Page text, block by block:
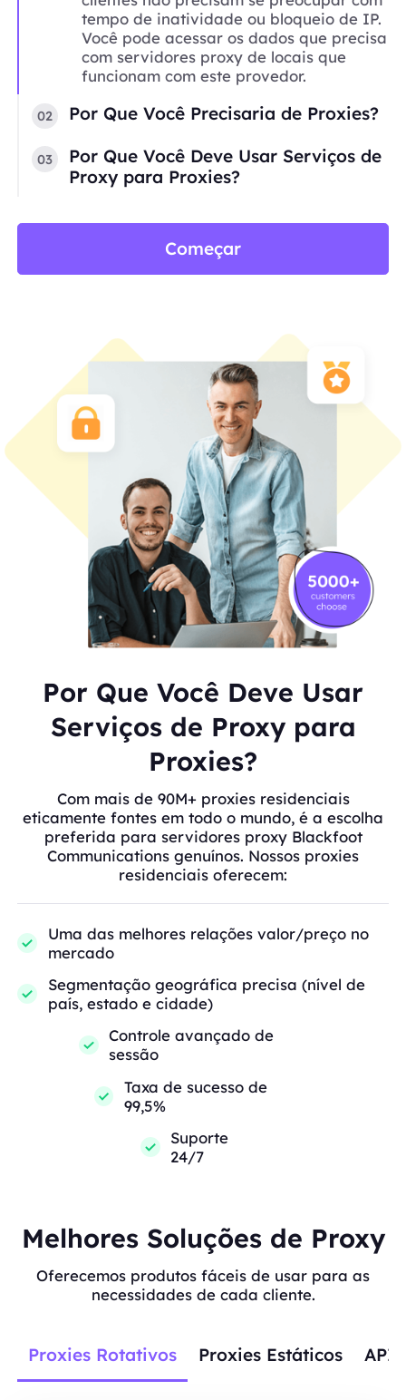
tempo de inatividade ou bloqueio de IP.
Você pode acessar os dados que precisa
com servidores proxy de locais que
funcionam com este provedor.
02 Por Que Você Precisaria de Proxies?
03
Por Que Você Deve Usar Serviços de
Proxy para Proxies?
Começar
Por Que Você Deve Usar
Serviços de Proxy para
Proxies?
Com mais de 90M+ proxies residenciais
eticamente fontes em todo o mundo, é a escolha
preferida para servidores proxy Blackfoot
Communications genuínos. Nossos proxies
residenciais oferecem:
Uma das melhores relações valor/preço no
mercado
Segmentação geográfica precisa (nível de
país, estado e cidade)
Controle avançado de
sessão
Taxa de sucesso de
99,5%
Suporte
24/7
Melhores Soluções de Proxy
Oferecemos produtos fáceis de usar para as
necessidades de cada cliente.
Proxies Rotativos Proxies Estáticos